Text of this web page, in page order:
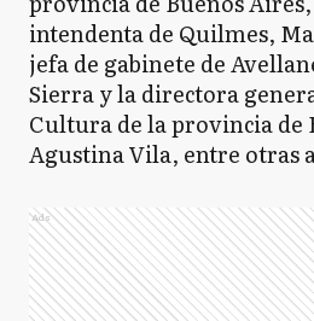
intendenta de Quilmes,
jefa de gabinete de
Sierra y la directora
Cultura de la provincia de
Agustina Vila, entre otras
Ads